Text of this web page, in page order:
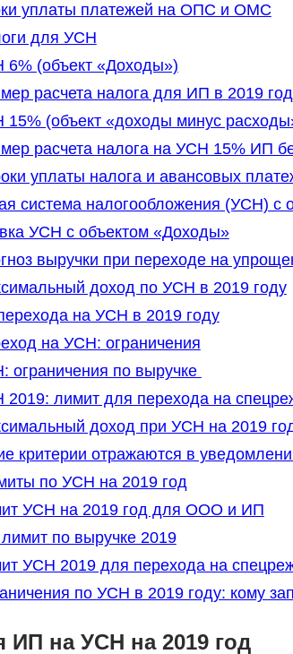
уплаты платежей на ОПС и ОМС
для УСН
(объект «Доходы»)
расчета налога для ИП в 2019
(объект «доходы минус
расчета налога на УСН 15% ИП
уплаты налога и авансовых
система налогообложения (УСН) с
УСН с объектом «Доходы»
выручки при переходе на
доход по УСН в 2019 году
на УСН в 2019 году
на УСН: ограничения
по выручке
лимит для перехода на
доход при УСН на 2019
критерии отражаются в
по УСН на 2019 год
УСН на 2019 год для ООО и ИП
по выручке 2019
УСН 2019 для перехода на
по УСН в 2019 году: кому
на УСН на 2019 год